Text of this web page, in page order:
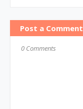
Post a Comment
0 Comments